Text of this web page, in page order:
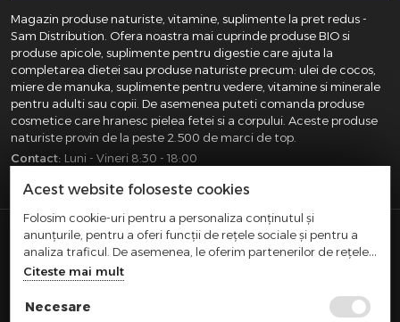
Magazin produse naturiste, vitamine, suplimente la pret redus -
Sam Distribution. Ofera noastra mai cuprinde produse BIO si
produse apicole, suplimente pentru digestie care ajuta la
completarea dietei sau produse naturiste precum: ulei de cocos,
miere de manuka, suplimente pentru vedere, vitamine si minerale
pentru adulti sau copii. De asemenea puteti comanda produse
cosmetice care hranesc pielea fetei si a corpului. Aceste produse
naturiste provin de la peste 2.500 de marci de top.
Contact: Luni - Vineri 8:30 - 18:00
SAM DISTRIBUTION S.R.L.- Registrul Comertului:
J40/10004/2002, Cod fiscal: RO14935035, Adresa: Str.
Dimieni, nr. 7, Bucuresti, sector 5.
standurilor, chioscurilor si pietelor
Acest website foloseste cookies
Folosim cookie-uri pentru a personaliza conținutul și
anunțurile, pentru a oferi funcții de rețele sociale și pentru a
analiza traficul. De asemenea, le oferim partenerilor de rețele
sociale, de publicitate și de analize informații cu privire la
modul în care folosiți site-ul nostru. Aceștia le pot combina cu
alte informații oferite de dvs. sau culese în urma folosirii
Citeste mai mult
Necesare